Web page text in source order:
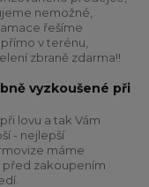
nemožné,
řešíme
v terénu,
zbraně zdarma!!
vyzkoušené při
lovu a tak Vám
- nejlepší
máme
před zakoupením